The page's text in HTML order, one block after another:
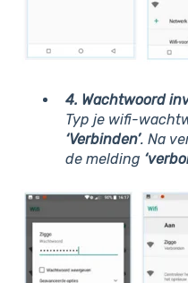
4. Wachtwoord
Typ je wifi-
‘Verbinden’. Na
de melding